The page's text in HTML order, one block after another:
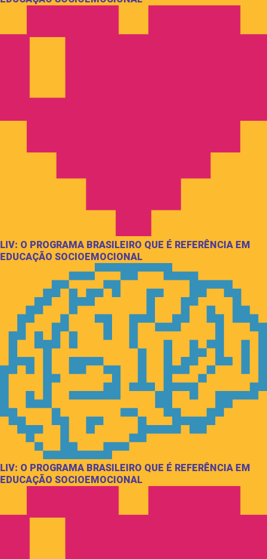
LIV: O PROGRAMA BRASILEIRO QUE É REFERÊNCIA EM
EDUCAÇÃO SOCIOEMOCIONAL
LIV: O PROGRAMA BRASILEIRO QUE É REFERÊNCIA EM
EDUCAÇÃO SOCIOEMOCIONAL